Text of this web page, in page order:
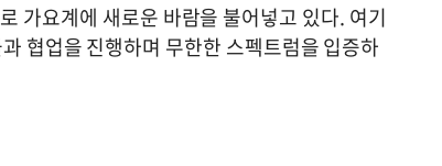
가요계에 새로운 바람을 불어넣고 있다. 여기
협업을 진행하며 무한한 스펙트럼을 입증하